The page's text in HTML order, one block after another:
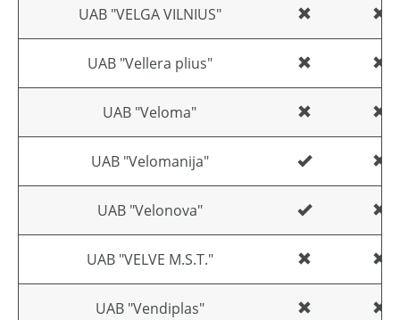
UAB "VELGA VILNIUS"
UAB "Vellera plius"
UAB "Veloma"
UAB "Velomanija"
UAB "Velonova"
UAB "VELVE M.S.T."
UAB "Vendiplas"